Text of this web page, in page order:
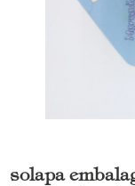
solapa